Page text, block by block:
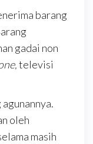
barang
gadai non
televisi
oleh
masih